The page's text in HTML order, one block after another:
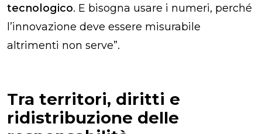
tecnologico. E bisogna usare i numeri, perché
l’innovazione deve essere misurabile
altrimenti non serve”.
Tra territori, diritti e
ridistribuzione delle